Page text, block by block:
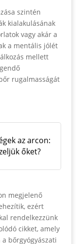
szintén
kialakulásának
vagy akár a
a mentális jólét
mellett
rugalmasságát
az arcon:
őket?
megjelenő
ezért
rendelkezzünk
cikket, amely
bőrgyógyászati